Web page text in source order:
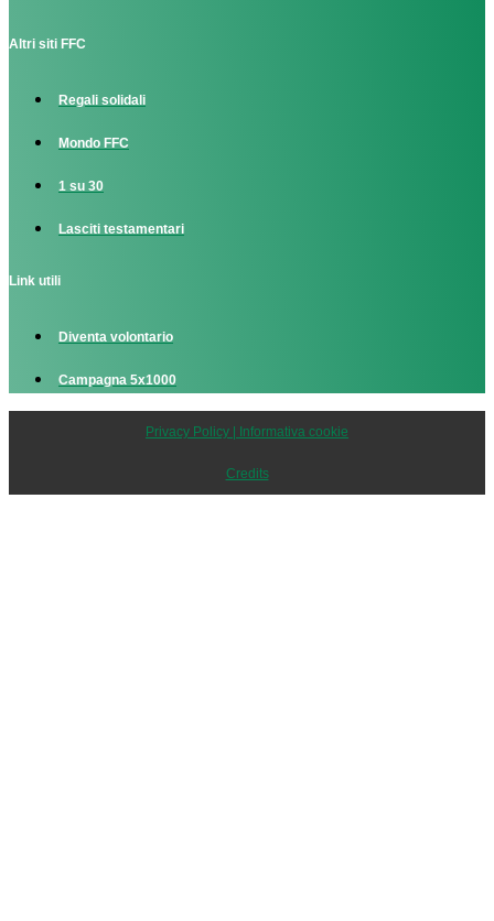
Altri siti FFC
Regali solidali
Mondo FFC
1 su 30
Lasciti testamentari
Link utili
Diventa volontario
Campagna 5x1000
Privacy Policy | Informativa cookie
Credits